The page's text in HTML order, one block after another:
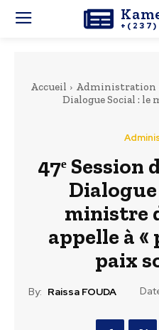
Accueil Administration
Dialogue Social : le
47ᵉ Session
Dialogue
ministre
appelle à «
paix
By: Raissa FOUDA